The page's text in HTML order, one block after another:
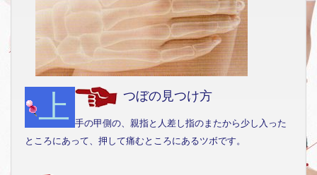
上 つぼの見つけ方
手の甲側の、親指と人差し指のまたから少し入った
ところにあって、押して痛むところにあるツボです。